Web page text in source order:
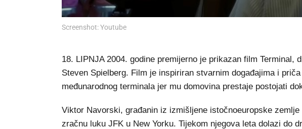
Screenshot: Youtube
18. LIPNJA 2004. godine premijerno je prikazan film Terminal,
Steven Spielberg. Film je inspiriran stvarnim događajima i
međunarodnog terminala jer mu domovina prestaje postojati
Viktor Navorski, građanin iz izmišljene istočnoeuropske
zračnu luku JFK u New Yorku. Tijekom njegova leta dolazi do